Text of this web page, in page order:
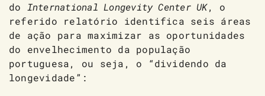
do International Longevity Center UK, o
referido relatório identifica seis áreas
de ação para maximizar as oportunidades
do envelhecimento da população
portuguesa, ou seja, o “dividendo da
longevidade”: